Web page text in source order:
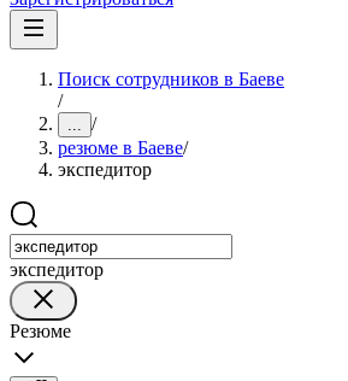
Поиск сотрудников в Баеве
/
... /
резюме в Баеве/
экспедитор
экспедитор
Резюме